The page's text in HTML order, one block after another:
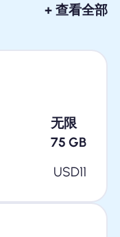
+ 查看全部
无限
75 GB
USD11